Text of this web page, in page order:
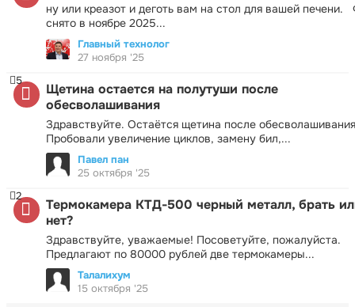
ну или креазот и деготь вам на стол для вашей печени.
снято в ноябре 2025...
Главный технолог
27 ноября '25
Щетина остается на полутуши после
обесволашивания
Здравствуйте. Остаётся щетина после
Пробовали увеличение циклов, замену бил,...
5
Павел пан
25 октября '25
Термокамера КТД-500 черный металл, брать
нет?
Здравствуйте, уважаемые! Посоветуйте, пожалуйста.
Предлагают по 80000 рублей две термокамеры...
2
Талалихум
15 октября '25